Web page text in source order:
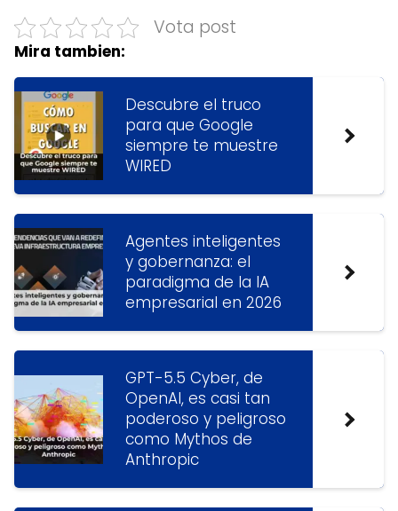
Vota post
Mira tambien:
Descubre el truco
para que Google
siempre te muestre
WIRED
Agentes inteligentes
y gobernanza: el
paradigma de la IA
empresarial en 2026
GPT-5.5 Cyber, de
OpenAI, es casi tan
poderoso y peligroso
como Mythos de
Anthropic